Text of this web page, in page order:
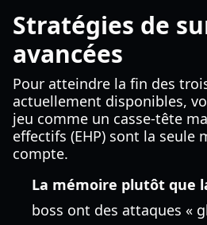
Stratégies de
avancées
Pour atteindre la fin des
actuellement disponibles,
jeu comme un casse-tête
effectifs (EHP) sont la seule
compte.
La mémoire plutôt que
boss ont des attaques «